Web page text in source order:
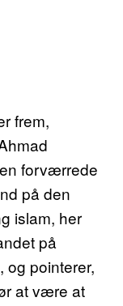
frem,
forværrede
på den
islam, her
på
og pointerer,
at være at